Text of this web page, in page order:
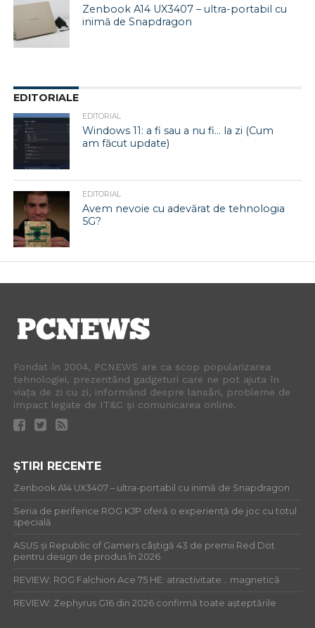
Zenbook A14 UX3407 – ultra-portabil cu
inimă de Snapdragon
EDITORIALE
EDITORIAL
Windows 11: a fi sau a nu fi… la zi (Cum
am făcut update)
EDITORIAL
Avem nevoie cu adevărat de tehnologia
5G?
Fondat în 2004, PCNEWS are ca scop popularizarea
tehnologiei, prezentând gadgeturi care ne pot ajuta în
viața de zi cu zi, informând despre lansări, probleme de
impact legate de IT&C și comunicarea online.
ȘTIRI RECENTE
Zenbook A14 UX3407 – ultra-portabil cu inimă de Snapdragon
Seria de periferice ROG KJP oferă o experiență de joc cu totul
specială
ASUS și Republic of Gamers câștigă 43 de premii Red Dot
pentru design de produs în 2026
REVIEW: ROG Falchion Ace 75 HE: atractivitate… magnetică
REVIEW: Zephyrus G16 din 2026 confirmă toate așteptările